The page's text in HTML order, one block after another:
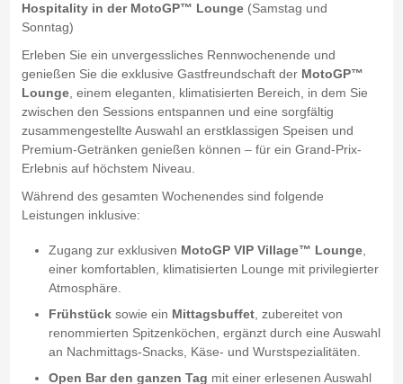
Hospitality in der MotoGP™ Lounge(Samstag und
Sonntag)
Erleben Sie ein unvergessliches Rennwochenende und
genießen Sie die exklusive Gastfreundschaft der MotoGP™
Lounge, einem eleganten, klimatisierten Bereich, in dem Sie
zwischen den Sessions entspannen und eine sorgfältig
zusammengestellte Auswahl an erstklassigen Speisen und
Premium-Getränken genießen können – für ein Grand-Prix-
Erlebnis auf höchstem Niveau.
Während des gesamten Wochenendes sind folgende
Leistungen inklusive:
Zugang zur exklusiven MotoGP VIP Village™ Lounge,
einer komfortablen, klimatisierten Lounge mit privilegierter
Atmosphäre.
Frühstücksowie ein Mittagsbuffet, zubereitet von
renommierten Spitzenköchen, ergänzt durch eine Auswahl
an Nachmittags-Snacks, Käse- und Wurstspezialitäten.
Open Bar den ganzen Tag mit einer erlesenen Auswahl